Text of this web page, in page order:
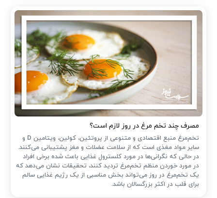
مصرف چند تخم مرغ در روز لازم است؟
تخم‌مرغ منبع اقتصادی و متنوعی از پروتئین، کولین، ویتامین D و
سایر مواد مغذی است که از سلامت عضلات و مغز پشتیبانی می‌کنند.
در حالی که نگرانی‌ها در مورد کلسترول غذایی باعث شده ‌برخی افراد
در مورد خوردن منظم تخم‌مرغ تردید کنند، تحقیقات نشان می‌دهد که
یک تخم‌مرغ در روز می‌تواند بخش مناسبی از یک رژیم غذایی سالم
برای قلب در اکثر بزرگسالان باشد.